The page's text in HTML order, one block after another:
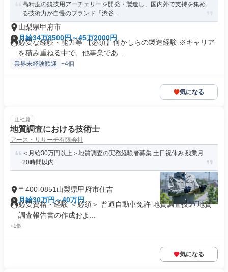
高精度の競技用アーチェリーを開発・製造し、国内外で支持を集め
る技術力が自慢のブランド「渋谷...
山梨県甲府市
月給34万8500円～45万2000円
必要な経験・能力等 【必須】何かしらの製造経験 ※キャリア
を積み重ねる中で、他事業であ...
業界未経験歓迎 +4個
気になる
正社員
地質調査における技術士
アース・リサーチ有限会社
＜月給30万円以上＞地質調査の実務経験者募集 土日祝休み 残業月
20時間以内
〒400-0851山梨県甲府市住吉
月給30万円～40万円
必要資格・経験 ＜必須＞ 普通自動車免許 地質調査技師 地質
調査報告書の作成およ...
+1個
気になる